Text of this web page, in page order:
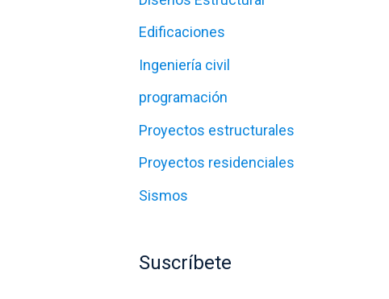
Edificaciones
Ingeniería civil
programación
Proyectos estructurales
Proyectos residenciales
Sismos
Suscríbete